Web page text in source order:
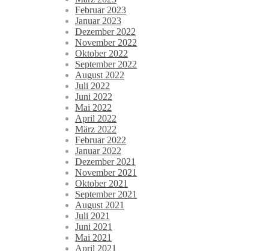
Februar 2023
Januar 2023
Dezember 2022
November 2022
Oktober 2022
September 2022
August 2022
Juli 2022
Juni 2022
Mai 2022
April 2022
März 2022
Februar 2022
Januar 2022
Dezember 2021
November 2021
Oktober 2021
September 2021
August 2021
Juli 2021
Juni 2021
Mai 2021
April 2021